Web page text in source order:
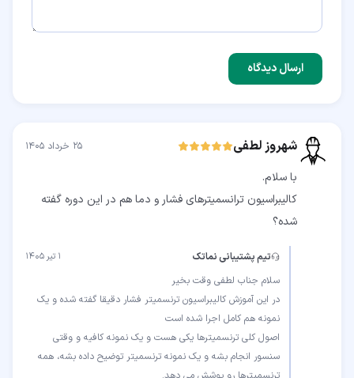
ارسال دیدگاه
شهروز لطفی ۲۵ خرداد ۱۴۰۵
کالیبراسیون ترانسمیترهای فشار و دما هم در این دوره گفته
شده؟
تیم پشتیبانی نماتک ۱ تیر ۱۴۰۵
در این آموزش کالیبراسیون ترنسمیتر فشار دقیقا گفته شده و یک
اصول کلی ترنسمیترها یکی هست و یک نمونه کافیه و وقتی
سنسور انجام بشه و یک نمونه ترنسمیتر توضیح داده بشه، همه